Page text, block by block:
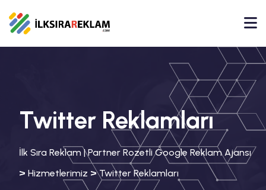
Twitter Reklamları
İlk Sıra Reklam | Partner Rozetli Google Reklam Ajansı
> Hizmetlerimiz >Twitter Reklamları